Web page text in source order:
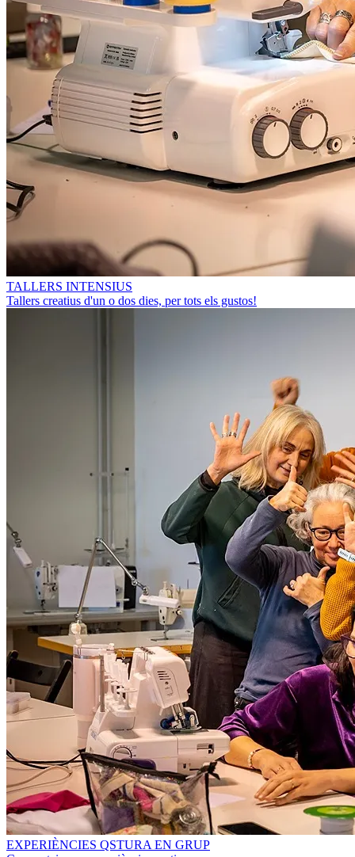
TALLERS INTENSIUS
Tallers creatius d'un o dos dies, per tots els gustos!
EXPERIÈNCIES QSTURA EN GRUP